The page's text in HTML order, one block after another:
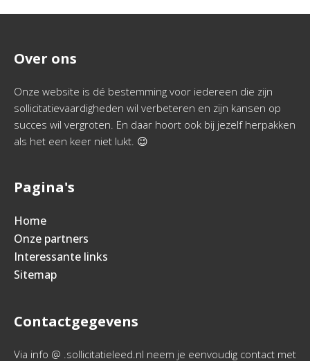
Over ons
Onze website is dé bestemming voor iedereen die zijn
sollicitatievaardigheden wil verbeteren en zijn kansen op
succes wil vergroten. En daar hoort ook bij jezelf herpakken
als het een keer niet lukt. 😉
Pagina's
Home
Onze partners
Interessante links
Sitemap
Contactgegevens
Via info @ .sollicitatieleed.nl neem je eenvoudig contact met